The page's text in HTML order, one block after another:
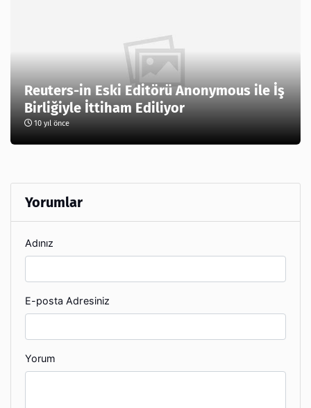
Reuters-in Eski Editörü Anonymous ile İş
Birliğiyle İttiham Ediliyor
10 yıl önce
Yorumlar
Adınız
E-posta Adresiniz
Yorum